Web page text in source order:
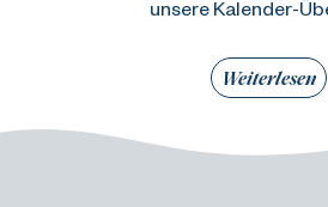
unsere Kalender-
Weiterlesen